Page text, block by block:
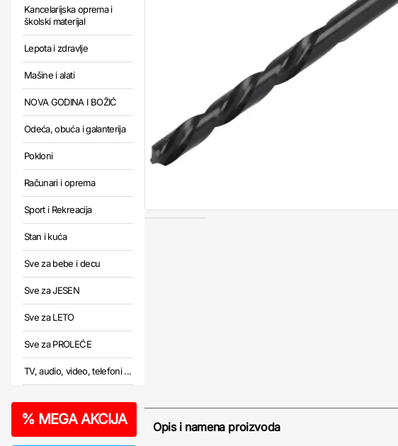
Kancelarijska oprema i
školski materijal
Lepota i zdravlje
Mašine i alati
NOVA GODINA I BOŽIĆ
Odeća, obuća i galanterija
Pokloni
Računari i oprema
Sport i Rekreacija
Stan i kuća
Sve za bebe i decu
Sve za JESEN
Sve za LETO
Sve za PROLEĆE
TV, audio, video, telefoni ...
% MEGA AKCIJA
Opis i namena proizvoda